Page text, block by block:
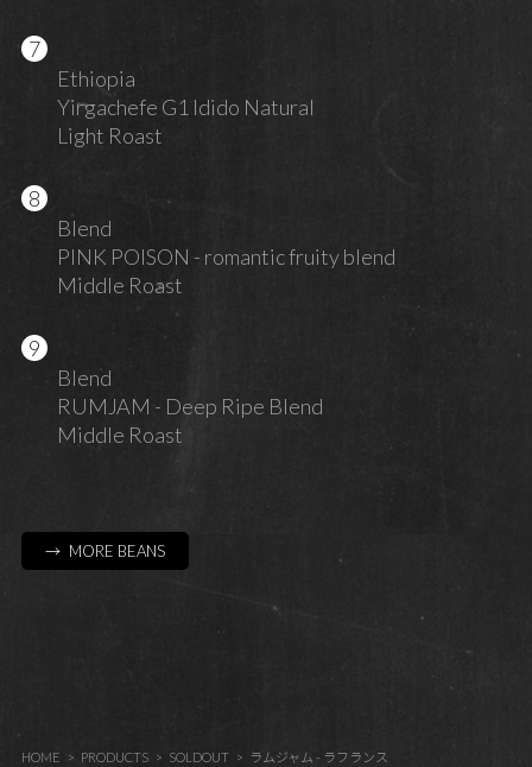
Ethiopia
Yirgachefe G1 Idido Natural
Light Roast
Blend
PINK POISON - romantic fruity blend
Middle Roast
Blend
RUMJAM - Deep Ripe Blend
Middle Roast
→ MORE BEANS
HOME PRODUCTS SOLDOUT ラムジャム - ラフランス